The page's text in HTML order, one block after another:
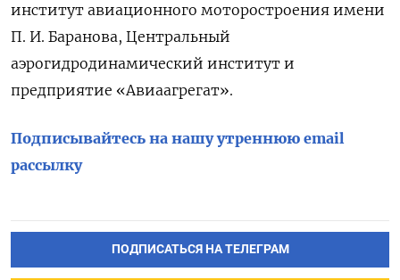
институт авиационного моторостроения имени
П. И. Баранова, Центральный
аэрогидродинамический институт и
предприятие «Авиаагрегат».
Подписывайтесь на нашу утреннюю email
рассылку
ПОДПИСАТЬСЯ НА ТЕЛЕГРАМ